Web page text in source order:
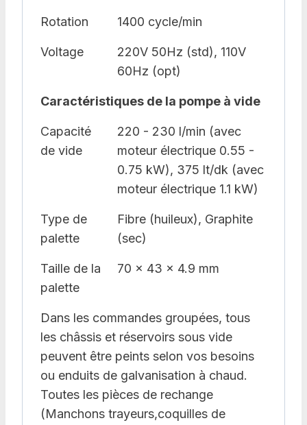
Rotation 1400 cycle/min
Voltage
220V 50Hz (std), 110V
60Hz (opt)
Caractéristiques de la pompe à vide
Capacité
de vide
220 - 230 l/min (avec
moteur électrique 0.55 -
0.75 kW), 375 lt/dk (avec
moteur électrique 1.1 kW)
Type de
palette
Fibre (huileux), Graphite
(sec)
Taille de la
palette
70 x 43 x 4.9 mm
Dans les commandes groupées, tous
les châssis et réservoirs sous vide
peuvent être peints selon vos besoins
ou enduits de galvanisation à chaud.
Toutes les pièces de rechange
(Manchons trayeurs,coquilles de